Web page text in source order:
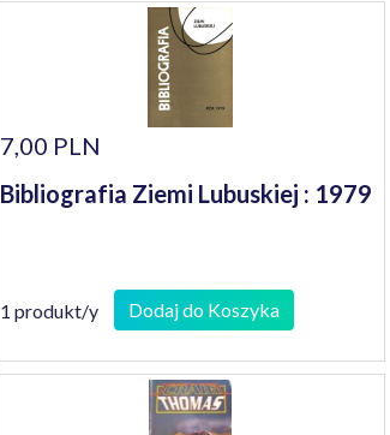
7,00 PLN
Bibliografia Ziemi Lubuskiej : 1979
1 produkt/y Dodaj do Koszyka